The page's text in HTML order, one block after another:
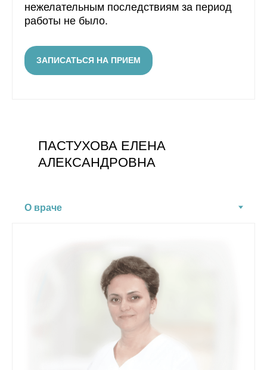
нежелательным последствиям за период
работы не было.
ЗАПИСАТЬСЯ НА ПРИЕМ
ПАСТУХОВА ЕЛЕНА
АЛЕКСАНДРОВНА